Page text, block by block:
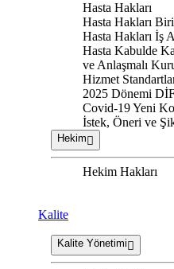
Hasta Hakları
Hasta Hakları
Hasta Hakları İş
Hasta Kabulde
ve Anlaşmalı
Hizmet
2025 Dönemi
Covid-19 Yeni
İstek, Öneri ve
Hekim
Hekim Hakları
Kalite
Kalite Yönetimi